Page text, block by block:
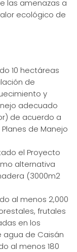
las amenazas a
ecológico de
10 hectáreas
de
y
adecuado
de acuerdo a
de Manejo
el Proyecto
alternativa
(3000m2
al menos 2,000
frutales
en los
agua de Caisán
al menos 180